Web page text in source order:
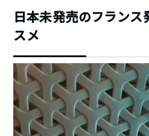
日本未発売のフランス
スメ